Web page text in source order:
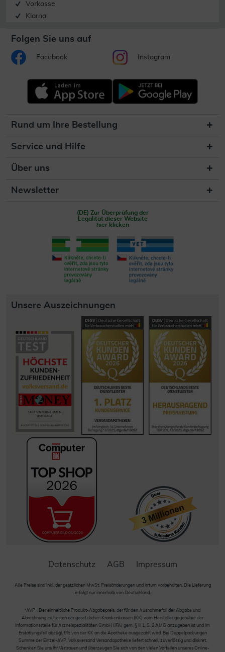
Vorkasse
Klarna
Folgen Sie uns auf
Facebook Instagram
Rund um Ihre Bestellung
Service und Hilfe
Über uns
Newsletter
(DE) Zur Überprüfung der
Legalität dieser Website
hier klicken
Unsere Auszeichnungen
Datenschutz AGB Impressum
Alle Preise sind inkl. der gestzlichen MwSt. Preisänderungen und Irrtum vorbehalten. Die Lieferung
erfolgt nur innerhalb von Deutschland.
*AVP= Der einheitliche Produkt-Abgabepreis, der für den Ausnahmefall der Abgabe und
Abrechnung zu Lasten der gesetzlichen Krankenkassen (KK) vom Hersteller gegenüber der
Informationsstelle für Arzneispezialitäten GmbH (IFA) gem. § III 1, S. 2 AMG anzugeben ist und im
Erstattungsfall abzügl. 5% von der KK an die Apotheke ausgezahlt wird. Bei Doppelpackungen
Summe der Einzel-AVP. Volksversand Versandapotheke liefert schnell, zuverlässig und diskret.
Schenken Sie uns Ihr Vertrauen und überzeugen Sie sich von den vielen Vorteilen unseres Online-